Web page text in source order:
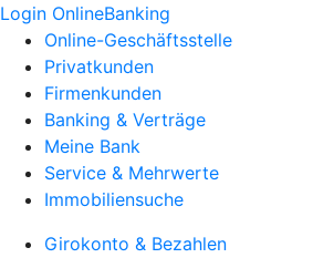
Login OnlineBanking
Online-Geschäftsstelle
Privatkunden
Firmenkunden
Banking & Verträge
Meine Bank
Service & Mehrwerte
Immobiliensuche
Girokonto & Bezahlen